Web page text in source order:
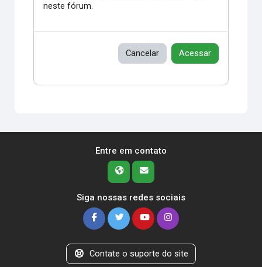
neste fórum.
Cancelar Acessar
Entre em contato
Siga nossas redes sociais
Contate o suporte do site